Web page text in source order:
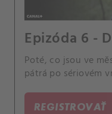
Epizóda 6 -
Poté, co jsou ve
pátrá po sériovém
REGISTROVAŤ